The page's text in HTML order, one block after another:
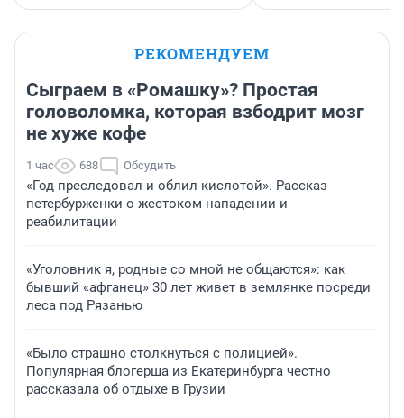
РЕКОМЕНДУЕМ
Сыграем в «Ромашку»? Простая
головоломка, которая взбодрит мозг
не хуже кофе
1 час 688 Обсудить
«Год преследовал и облил кислотой». Рассказ
петербурженки о жестоком нападении и
реабилитации
«Уголовник я, родные со мной не общаются»: как
бывший «афганец» 30 лет живет в землянке посреди
леса под Рязанью
«Было страшно столкнуться с полицией».
Популярная блогерша из Екатеринбурга честно
рассказала об отдыхе в Грузии